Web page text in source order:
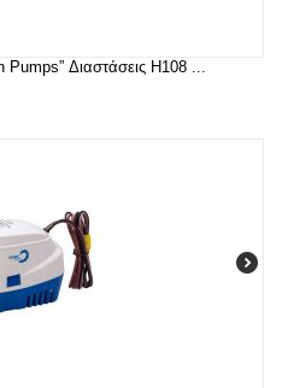
Pumps” Διαστάσεις H108 ...